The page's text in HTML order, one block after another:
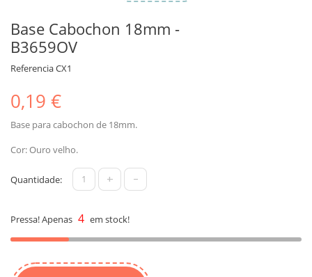
Base Cabochon 18mm -
B3659OV
ReferenciaCX1
0,19 €
Base para cabochon de 18mm.
Cor: Ouro velho.
Quantidade: + -
Pressa! Apenas 4 em stock!